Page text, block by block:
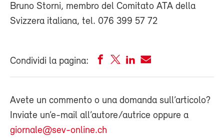
Bruno Storni, membro del Comitato ATA della
Svizzera italiana, tel. 076 399 57 72
Condividi la pagina:
Avete un commento o una domanda sull’articolo?
Inviate un’e-mail all’autore/autrice oppure a
giornale@sev-online.ch